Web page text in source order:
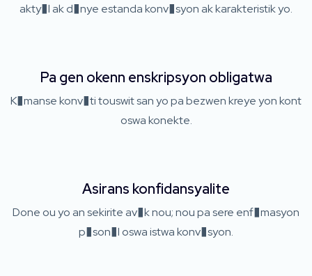
akty�l ak d�nye estanda konv�syon ak karakteristik yo.
Pa gen okenn enskripsyon obligatwa
K�manse konv�ti touswit san yo pa bezwen kreye yon kont
oswa konekte.
Asirans konfidansyalite
Done ou yo an sekirite av�k nou; nou pa sere enf�masyon
p�son�l oswa istwa konv�syon.